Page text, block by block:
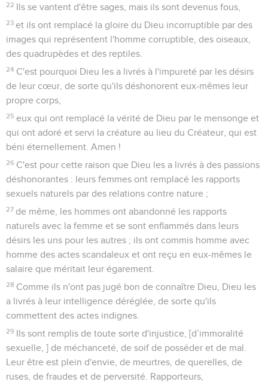
22 Ils se vantent d'être sages, mais ils sont devenus fous,
23 et ils ont remplacé la gloire du Dieu incorruptible par des
images qui représentent l'homme corruptible, des oiseaux,
des quadrupèdes et des reptiles.
24 C'est pourquoi Dieu les a livrés à l'impureté par les désirs
de leur cœur, de sorte qu'ils déshonorent eux-mêmes leur
propre corps,
25 eux qui ont remplacé la vérité de Dieu par le mensonge et
qui ont adoré et servi la créature au lieu du Créateur, qui est
béni éternellement. Amen !
26 C'est pour cette raison que Dieu les a livrés à des passions
déshonorantes : leurs femmes ont remplacé les rapports
sexuels naturels par des relations contre nature ;
27 de même, les hommes ont abandonné les rapports
naturels avec la femme et se sont enflammés dans leurs
désirs les uns pour les autres ; ils ont commis homme avec
homme des actes scandaleux et ont reçu en eux-mêmes le
salaire que méritait leur égarement.
28 Comme ils n'ont pas jugé bon de connaître Dieu, Dieu les
a livrés à leur intelligence déréglée, de sorte qu'ils
commettent des actes indignes.
29 Ils sont remplis de toute sorte d'injustice, [d’immoralité
sexuelle, ] de méchanceté, de soif de posséder et de mal.
Leur être est plein d'envie, de meurtres, de querelles, de
ruses, de fraudes et de perversité. Rapporteurs,